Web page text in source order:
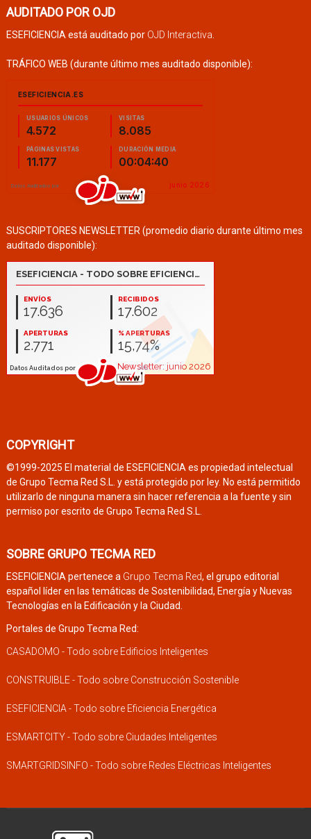
AUDITADO POR OJD
ESEFICIENCIA está auditado por OJD Interactiva.
TRÁFICO WEB (durante último mes auditado disponible):
SUSCRIPTORES NEWSLETTER (promedio diario durante último mes
auditado disponible):
COPYRIGHT
©1999-2025 El material de ESEFICIENCIA es propiedad intelectual
de Grupo Tecma Red S.L. y está protegido por ley. No está permitido
utilizarlo de ninguna manera sin hacer referencia a la fuente y sin
permiso por escrito de Grupo Tecma Red S.L.
SOBRE GRUPO TECMA RED
ESEFICIENCIA pertenece a Grupo Tecma Red, el grupo editorial
español líder en las temáticas de Sostenibilidad, Energía y Nuevas
Tecnologías en la Edificación y la Ciudad.
Portales de Grupo Tecma Red:
CASADOMO - Todo sobre Edificios Inteligentes
CONSTRUIBLE - Todo sobre Construcción Sostenible
ESEFICIENCIA - Todo sobre Eficiencia Energética
ESMARTCITY - Todo sobre Ciudades Inteligentes
SMARTGRIDSINFO - Todo sobre Redes Eléctricas Inteligentes